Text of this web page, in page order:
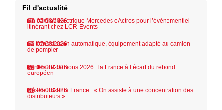
Fil d'actualité
07/08/2026
Un camion électrique Mercedes eActros pour l’événementiel
itinérant chez LCR-Events
07/08/2026
La transmission automatique, équipement adapté au camion
de pompier
06/08/2026
Ventes de camions 2026 : la France à l’écart du rebond
européen
06/08/2026
Réseau Scania France : « On assiste à une concentration des
distributeurs »